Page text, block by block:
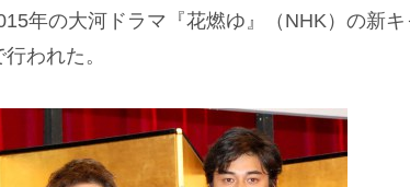
年の大河ドラマ『花燃ゆ』（NHK）の新キ
われた。